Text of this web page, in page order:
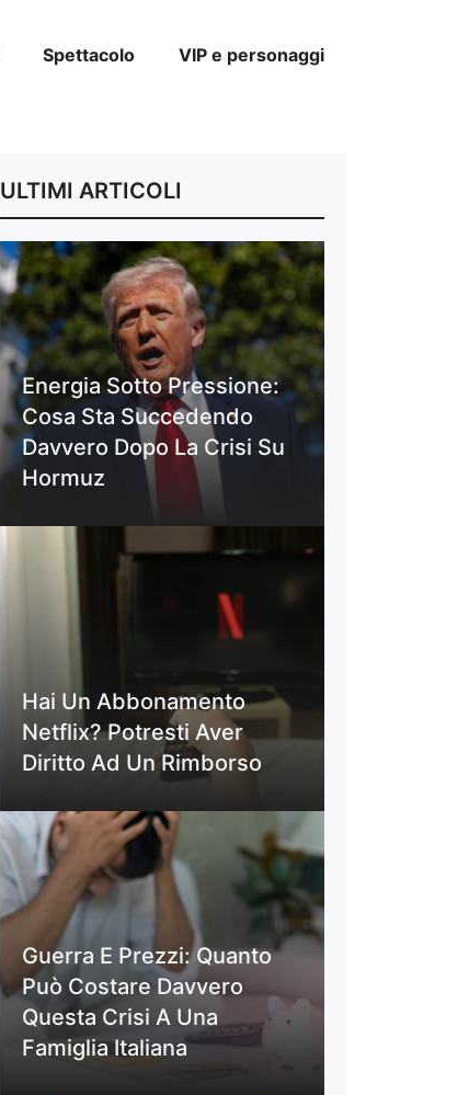
Spettacolo VIP e personaggi
ULTIMI ARTICOLI
Energia Sotto Pressione:
Cosa Sta Succedendo
Davvero Dopo La Crisi Su
Hormuz
Hai Un Abbonamento
Netflix? Potresti Aver
Diritto Ad Un Rimborso
Guerra E Prezzi: Quanto
Può Costare Davvero
Questa Crisi A Una
Famiglia Italiana